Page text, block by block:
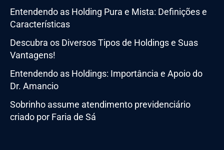
Entendendo as Holding Pura e Mista: Definições e
Características
Descubra os Diversos Tipos de Holdings e Suas
Vantagens!
Entendendo as Holdings: Importância e Apoio do
Dr. Amancio
Sobrinho assume atendimento previdenciário
criado por Faria de Sá